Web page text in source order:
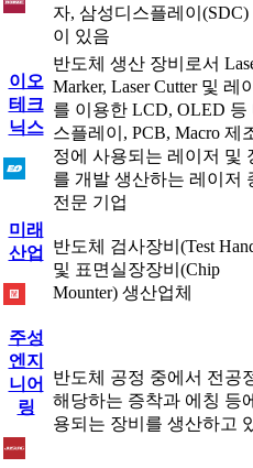
자, 삼성디스플레이(SDC)
이 있음
이오
테크
닉스
반도체 생산 장비로서
Marker, Laser Cutter 및 레
를 이용한 LCD, OLED 등
스플레이, PCB, Macro 제
정에 사용되는 레이저 및
를 개발 생산하는 레이저
전문 기업
미래
산업
반도체 검사장비(Test
및 표면실장장비(Chip
Mounter) 생산업체
주성
엔지
니어
링
반도체 공정 중에서 전공
해당하는 증착과 에칭 등
용되는 장비를 생산하고